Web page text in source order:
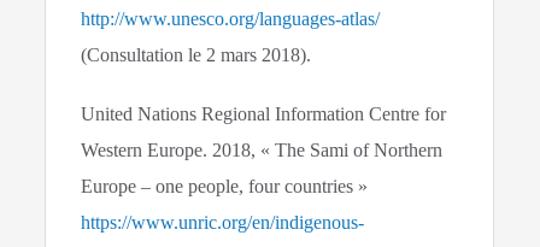
http://www.unesco.org/languages-atlas/
(Consultation le 2 mars 2018).
United Nations Regional Information Centre for
Western Europe. 2018, « The Sami of Northern
Europe – one people, four countries »
https://www.unric.org/en/indigenous-